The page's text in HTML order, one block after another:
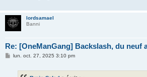
lordsamael
Banni
Re: [OneManGang] Backslash, du neuf
Mlun. oct. 27, 2025 3:10 pm